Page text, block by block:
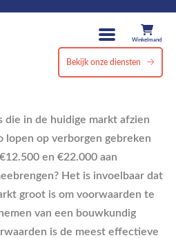
Winkelmand
Bekijk onze diensten
in de huidige markt afzien
lopen op verborgen gebreken
en €22.000 aan
Het is invoelbaar dat
groot is om voorwaarden te
van een bouwkundig
is de meest effectieve